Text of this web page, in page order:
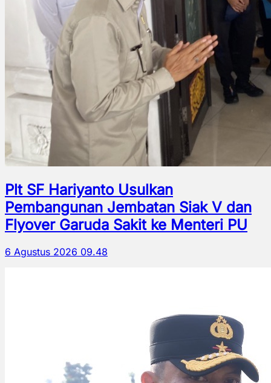
Plt SF Hariyanto Usulkan
Pembangunan Jembatan Siak V dan
Flyover Garuda Sakit ke Menteri PU
6 Agustus 2026 09.48